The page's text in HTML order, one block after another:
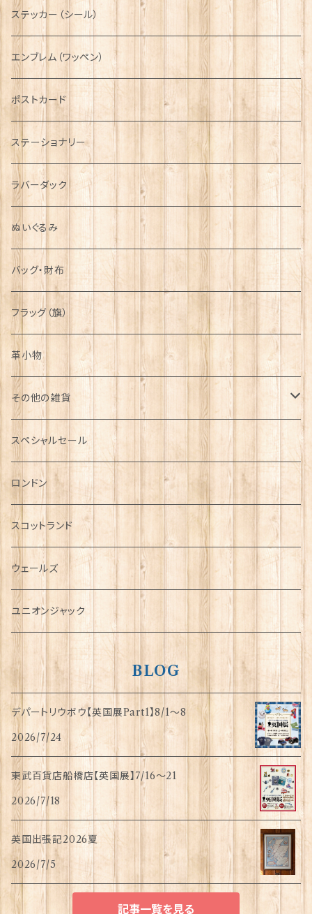
ボタンラップマフラー【Aran Traditions】
ファッションマスク
その他テーブルウェア
動物＆植物
国旗＆紋章
音楽＆楽器
運動＆人物
シンボル
NAVY
AIRFORCE
ピューター
ステッカー（シール）
エンブレム（ワッペン）
ポストカード
ステーショナリー
ラバーダック
ぬいぐるみ
バッグ・財布
フラッグ（旗）
革小物
その他の雑貨
ミニカー
チャーム
犬グッズ
傘
指貫(シンブル)
スペシャルセール
ロンドン
スコットランド
ウェールズ
ユニオンジャック
BLOG
デパートリウボウ【英国展Part1】8/1〜8
2026/7/24
東武百貨店船橋店【英国展】7/16～21
2026/7/18
英国出張記2026夏
2026/7/5
記事一覧を見る